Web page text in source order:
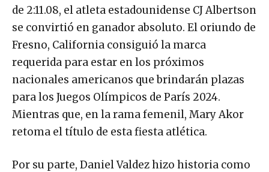
de 2:11.08, el atleta estadounidense CJ Albertson
se convirtió en ganador absoluto. El oriundo de
Fresno, California consiguió la marca
requerida para estar en los próximos
nacionales americanos que brindarán plazas
para los Juegos Olímpicos de París 2024.
Mientras que, en la rama femenil, Mary Akor
retoma el título de esta fiesta atlética.
Por su parte, Daniel Valdez hizo historia como